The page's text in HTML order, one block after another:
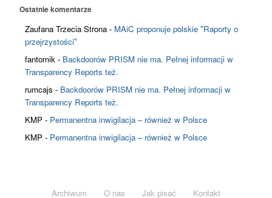
Ostatnie komentarze
Zaufana Trzecia Strona - MAiC proponuje polskie "Raporty o
przejrzystości"
fantomik - Backdoorów PRISM nie ma. Pełnej informacji w
Transparency Reports też.
rumcajs - Backdoorów PRISM nie ma. Pełnej informacji w
Transparency Reports też.
KMP - Permanentna inwigilacja – również w Polsce
KMP - Permanentna inwigilacja – również w Polsce
Archiwum O nas Jak pisać Kontakt